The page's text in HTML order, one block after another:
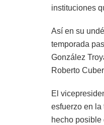
instituciones
Así en su
temporada
González
Roberto
El
esfuerzo en la
hecho posible